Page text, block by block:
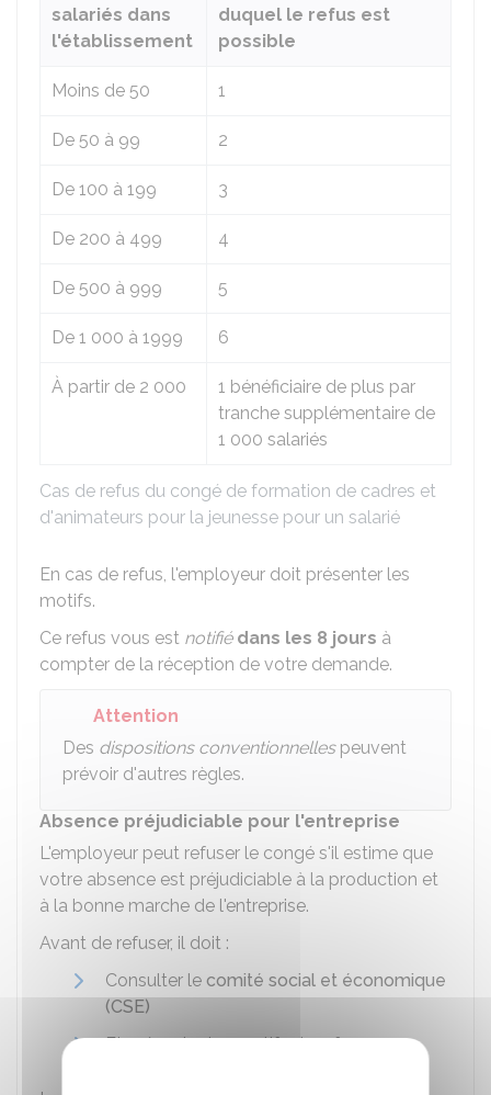
Cas de refus du congé de formation de cadres et
d'animateurs pour la jeunesse pour un salarié
salariés dans
l'établissement
duquel le refus est
possible
Moins de 50 1
De 50 à 99 2
De 100 à 199 3
De 200 à 499 4
De 500 à 999 5
De 1 000 à 1999 6
À partir de 2 000
1 bénéficiaire de plus par
tranche supplémentaire de
1 000 salariés
En cas de refus, l'employeur doit présenter les
motifs.
Ce refus vous est notifié dans les 8 jours à
compter de la réception de votre demande.
Attention
Des dispositions conventionnellespeuvent
prévoir d'autres règles.
Absence préjudiciable pour l'entreprise
L'employeur peut refuser le congé s'il estime que
votre absence est préjudiciable à la production et
à la bonne marche de l'entreprise.
Avant de refuser, il doit :
Consulter le comité social et économique
(CSE)
Et présenter les motifs du refus.